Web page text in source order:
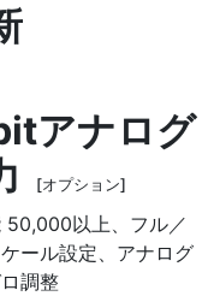
アナログ
[オプション]
50,000以上、フル／
ール設定、アナログ
調整